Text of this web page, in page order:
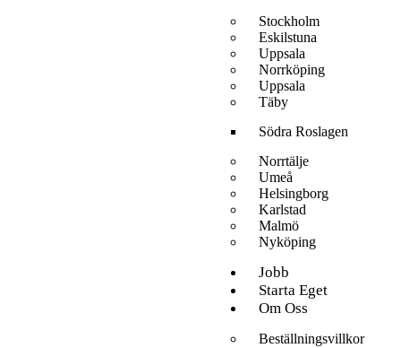
Stockholm
Eskilstuna
Uppsala
Norrköping
Uppsala
Täby
Södra Roslagen
Norrtälje
Umeå
Helsingborg
Karlstad
Malmö
Nyköping
Jobb
Starta Eget
Om Oss
Beställningsvillkor